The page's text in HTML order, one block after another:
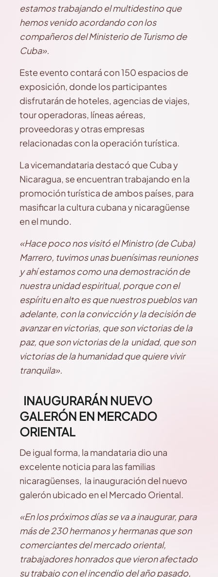
estamos trabajando el multidestino que
hemos venido acordando con los
compañeros del Ministerio de Turismo de
Cuba».
Este evento contará con 150 espacios de
exposición, donde los participantes
disfrutarán de hoteles, agencias de viajes,
tour operadoras, líneas aéreas,
proveedoras y otras empresas
relacionadas con la operación turística.
La vicemandataria destacó que Cuba y
Nicaragua, se encuentran trabajando en la
promoción turística de ambos países, para
masificar la cultura cubana y nicaragüense
en el mundo.
«Hace poco nos visitó el Ministro (de Cuba)
Marrero, tuvimos unas buenísimas reuniones
y ahí estamos como una demostración de
nuestra unidad espiritual, porque con el
espíritu en alto es que nuestros pueblos van
adelante, con la convicción y la decisión de
avanzar en victorias, que son victorias de la
paz, que son victorias de la unidad, que son
victorias de la humanidad que quiere vivir
tranquila».
INAUGURARÁN NUEVO
GALERÓN EN MERCADO
ORIENTAL
De igual forma, la mandataria dio una
excelente noticia para las familias
nicaragüenses, la inauguración del nuevo
galerón ubicado en el Mercado Oriental.
«En los próximos días se va a inaugurar, para
más de 230 hermanos y hermanas que son
comerciantes del mercado oriental,
trabajadores honrados que vieron afectado
su trabajo con el incendio del año pasado,